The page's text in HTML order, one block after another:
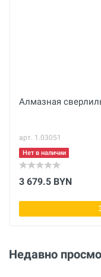
см
24 × 3,5 × 8
Алмазная
арт. 1.03051
Нет в наличии
3 679.5 BYN
Недавно